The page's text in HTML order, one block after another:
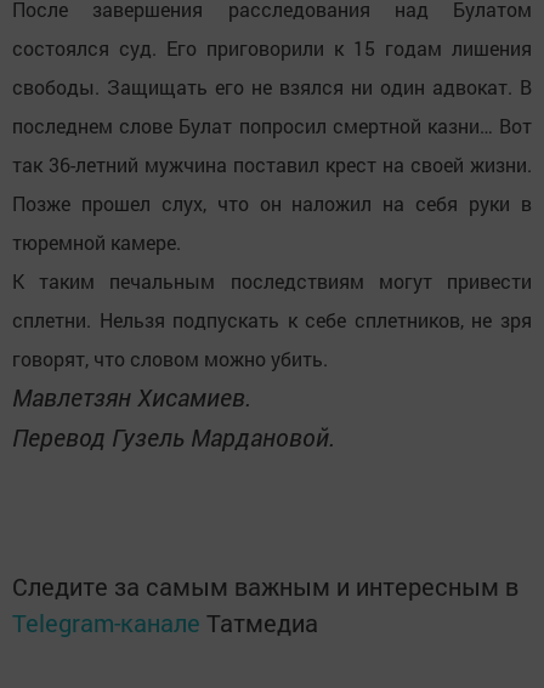
После завершения расследования над Булатом
состоялся суд. Его приговорили к 15 годам лишения
свободы. Защищать его не взялся ни один адвокат. В
последнем слове Булат попросил смертной казни… Вот
так 36-летний мужчина поставил крест на своей жизни.
Позже прошел слух, что он наложил на себя руки в
тюремной камере.
К таким печальным последствиям могут привести
сплетни. Нельзя подпускать к себе сплетников, не зря
говорят, что словом можно убить.
Мавлетзян Хисамиев.
Перевод Гузель Мардановой.
Следите за самым важным и интересным в
Telegram-канале Татмедиа